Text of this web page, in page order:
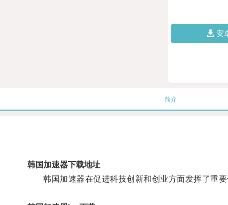
安
简介
韩国加速器下载地址
韩国加速器在促进科技创新和创业方面发挥了重要